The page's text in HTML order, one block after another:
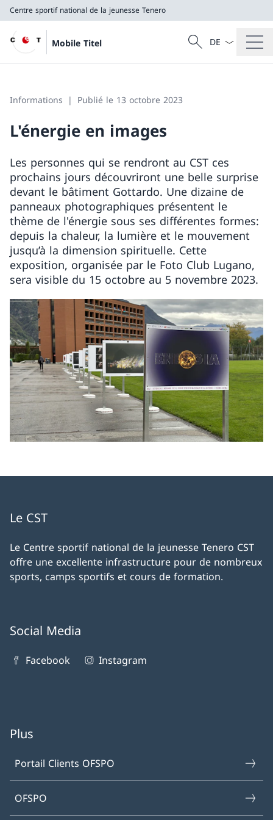
Centre sportif national de la jeunesse Tenero
Mobile Titel
Recherche
Recherche
La langue
Informations Publié le 13 octobre 2023
L'énergie en images
Les personnes qui se rendront au CST ces
prochains jours découvriront une belle surprise
devant le bâtiment Gottardo. Une dizaine de
panneaux photographiques présentent le
thème de l'énergie sous ses différentes formes:
depuis la chaleur, la lumière et le mouvement
jusqu’à la dimension spirituelle. Cette
exposition, organisée par le Foto Club Lugano,
sera visible du 15 octobre au 5 novembre 2023.
Le CST
Le Centre sportif national de la jeunesse Tenero CST
offre une excellente infrastructure pour de nombreux
sports, camps sportifs et cours de formation.
Social Media
Facebook Instagram
Plus
Portail Clients OFSPO
OFSPO